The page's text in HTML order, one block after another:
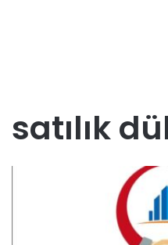
satılık